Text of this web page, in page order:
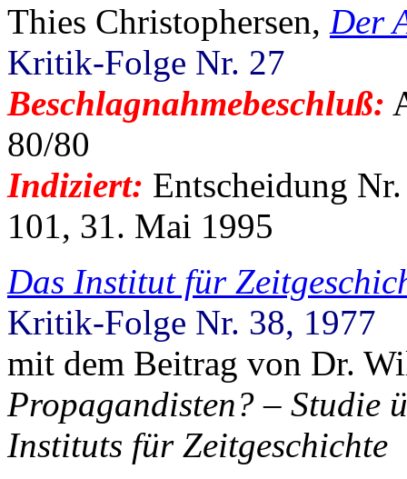
Thies Christophersen, Der
Kritik-Folge Nr. 27
Beschlagnahmebeschluß:
80/80
Indiziert: Entscheidung
101, 31. Mai 1995
Das Institut für
Kritik-Folge Nr. 38, 1977
mit dem Beitrag von Dr.
Propagandisten? – Studie
Instituts für Zeitgeschichte